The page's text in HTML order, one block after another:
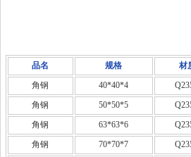
品名 规格 材
角钢
40*40*4
角钢
50*50*5
角钢
63*63*6
角钢
70*70*7